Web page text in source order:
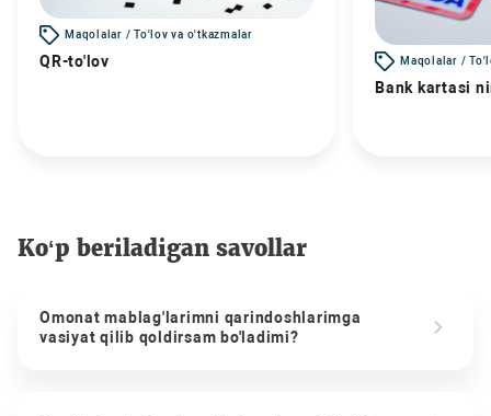
Maqolalar / To'lov va o'tkazmalar
QR-to'lov Maqolalar /
Bank kartasi
Ko‘p beriladigan savollar
Omonat mablag'larimni qarindoshlarimga
vasiyat qilib qoldirsam bo'ladimi?